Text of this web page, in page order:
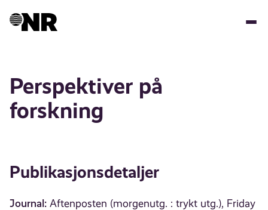
Perspektiver på
forskning
Publikasjonsdetaljer
Journal: Aftenposten (morgenutg. : trykt utg.), Friday